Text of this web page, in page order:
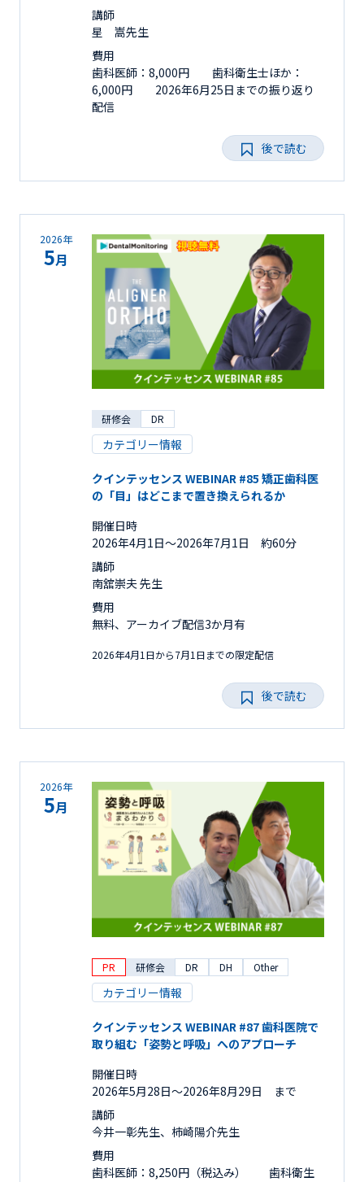
講師
星 嵩先生
費用
歯科医師：8,000円 歯科衛生士ほか：
6,000円 2026年6月25日までの振り返り
配信
後で読む
2026年
5月
研修会 DR
カテゴリー情報
クインテッセンス WEBINAR #85 矯正歯科医
の「目」はどこまで置き換えられるか
開催日時
2026年4月1日〜2026年7月1日 約60分
講師
南舘崇夫 先生
費用
無料、アーカイブ配信3か月有
2026年4月1日から7月1日までの限定配信
後で読む
2026年
5月
PR 研修会 DR DH Other
カテゴリー情報
クインテッセンス WEBINAR #87 歯科医院で
取り組む「姿勢と呼吸」へのアプローチ
開催日時
2026年5月28日〜2026年8月29日 まで
講師
今井一彰先生、柿崎陽介先生
費用
歯科医師：8,250円（税込み） 歯科衛生